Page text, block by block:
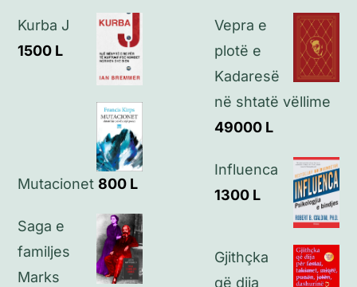
Politikat e privatësisë
Kontakt
Kurba J
1500 L
Mutacionet 800 L
Saga e
familjes
Marks
Vepra e
plotë e
Kadaresë
në shtatë vëllime
49000 L
Influenca
1300 L
Gjithçka
që dija